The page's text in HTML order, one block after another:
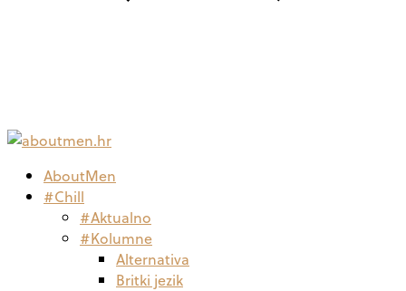
AboutMen
#Chill
#Aktualno
#Kolumne
Alternativa
Britki jezik